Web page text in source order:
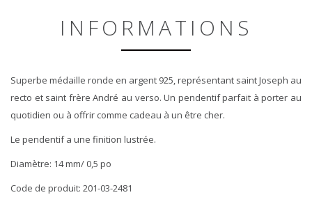
INFORMATIONS
Superbe médaille ronde en argent 925, représentant saint Joseph au
recto et saint frère André au verso. Un pendentif parfait à porter au
quotidien ou à offrir comme cadeau à un être cher.
Le pendentif a une finition lustrée.
Diamètre: 14 mm/ 0,5 po
Code de produit: 201-03-2481